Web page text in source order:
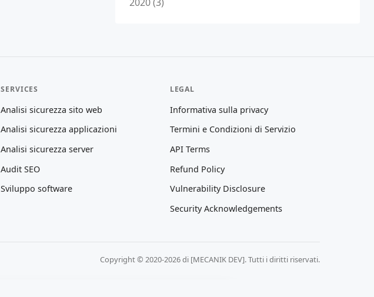
SERVICES
Analisi sicurezza sito web
Analisi sicurezza applicazioni
Analisi sicurezza server
Audit SEO
Sviluppo software
LEGAL
Informativa sulla privacy
Termini e Condizioni di Servizio
API Terms
Refund Policy
Vulnerability Disclosure
Security Acknowledgements
Copyright © 2020-2026 di [MECANIK DEV]. Tutti i diritti riservati.